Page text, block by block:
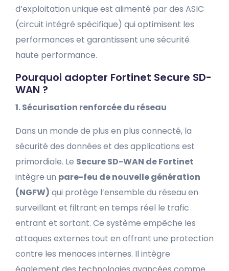
d’exploitation unique est alimenté par des ASIC
(circuit intégré spécifique) qui optimisent les
performances et garantissent une sécurité
haute performance.
Pourquoi adopter Fortinet Secure SD-
WAN ?
1. Sécurisation renforcée du réseau
Dans un monde de plus en plus connecté, la
sécurité des données et des applications est
primordiale. Le Secure SD-WAN de Fortinet
intègre un pare-feu de nouvelle génération
(NGFW) qui protège l’ensemble du réseau en
surveillant et filtrant en temps réel le trafic
entrant et sortant. Ce système empêche les
attaques externes tout en offrant une protection
contre les menaces internes. Il intègre